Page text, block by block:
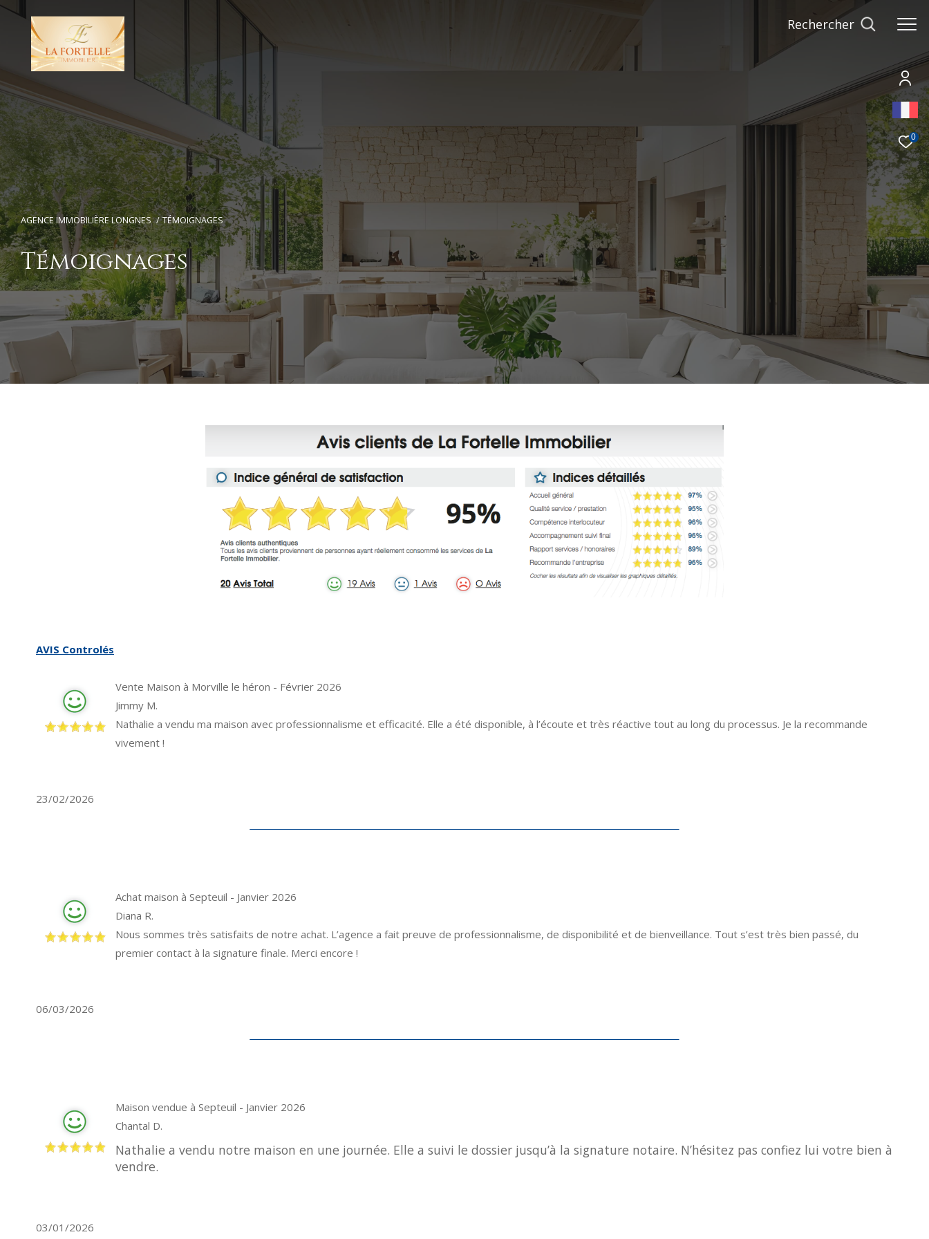
0
rechercher
AGENCE IMMOBILIÈRE LONGNES TÉMOIGNAGES
Témoignages
AVIS Controlés
Vente Maison à Morville le héron - Février 2026
Jimmy M.
Nathalie a vendu ma maison avec professionnalisme et efficacité. Elle a été disponible, à l’écoute et très réactive tout au long du processus. Je la recommande
vivement !
23/02/2026
Achat maison à Septeuil - Janvier 2026
Diana R.
Nous sommes très satisfaits de notre achat. L’agence a fait preuve de professionnalisme, de disponibilité et de bienveillance. Tout s’est très bien passé, du
premier contact à la signature finale. Merci encore !
06/03/2026
Maison vendue à Septeuil - Janvier 2026
Chantal D.
Nathalie a vendu notre maison en une journée. Elle a suivi le dossier jusqu’à la signature notaire. N’hésitez pas confiez lui votre bien à
vendre.
03/01/2026